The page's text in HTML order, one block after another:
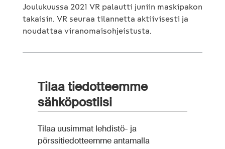
Joulukuussa 2021 VR palautti juniin maskipakon
takaisin. VR seuraa tilannetta aktiivisesti ja
noudattaa viranomaisohjeistusta.